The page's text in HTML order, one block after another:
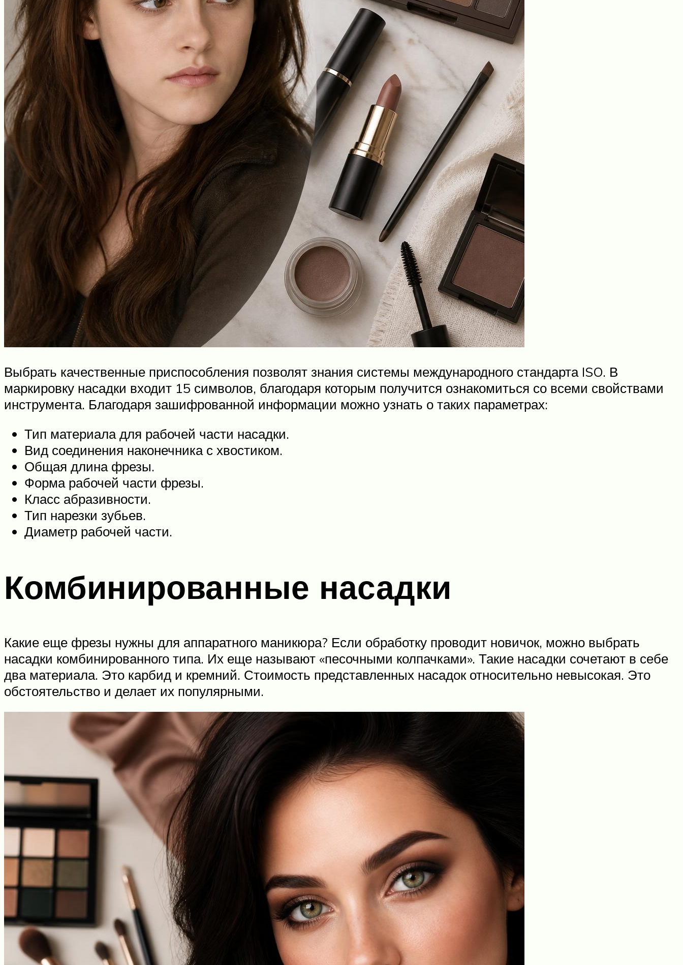
Выбрать качественные приспособления позволят знания системы международного стандарта ISO. В
маркировку насадки входит 15 символов, благодаря которым получится ознакомиться со всеми свойствами
инструмента. Благодаря зашифрованной информации можно узнать о таких параметрах:
Тип материала для рабочей части насадки.
Вид соединения наконечника с хвостиком.
Общая длина фрезы.
Форма рабочей части фрезы.
Класс абразивности.
Тип нарезки зубьев.
Диаметр рабочей части.
Комбинированные насадки
Какие еще фрезы нужны для аппаратного маникюра? Если обработку проводит новичок, можно выбрать
насадки комбинированного типа. Их еще называют «песочными колпачками». Такие насадки сочетают в себе
два материала. Это карбид и кремний. Стоимость представленных насадок относительно невысокая. Это
обстоятельство и делает их популярными.